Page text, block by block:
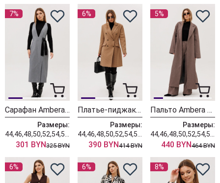
7%
Сарафан Ambera style 1132-1
Размеры:
301 BYN325 BYN
6%
Платье-пиджак Ambera style 1135-1
Размеры:
390 BYN414 BYN
5%
Пальто Ambera style 1105-3
Размеры:
440 BYN464 BYN
6% 6% 8%